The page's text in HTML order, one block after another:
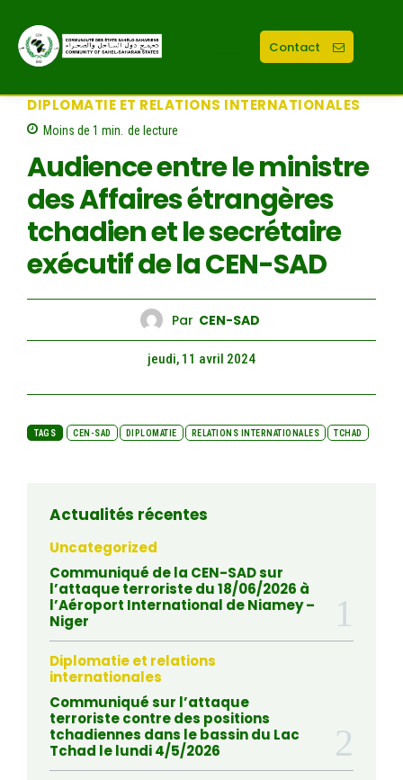
Contact
DIPLOMATIE ET RELATIONS INTERNATIONALES
Moins de 1 min. de lecture
Audience entre le ministre
des Affaires étrangères
tchadien et le secrétaire
exécutif de la CEN-SAD
Par CEN-SAD
jeudi, 11 avril 2024
TAGS CEN-SAD DIPLOMATIE RELATIONS INTERNATIONALES TCHAD
Actualités récentes
Uncategorized
Communiqué de la CEN-SAD sur
l’attaque terroriste du 18/06/2026 à
l’Aéroport International de Niamey –
Niger
Diplomatie et relations
internationales
Communiqué sur l’attaque
terroriste contre des positions
tchadiennes dans le bassin du Lac
Tchad le lundi 4/5/2026